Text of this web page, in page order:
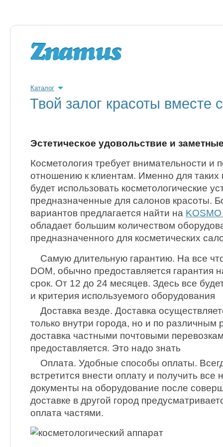
Каталог
Твой залог красоты вместе
Эстетическое удовольствие и
Косметология требует внимательности и
отношению к клиентам. Именно для
будет использовать косметологические
предназначенные для салонов красоты.
вариантов предлагается найти на
обладает большим количеством
предназначенного для косметических
Самую длительную гарантию. На все
DOM, обычно предоставляется гарантия
срок. От 12 до 24 месяцев. Здесь все
и критерия используемого оборудования
Доставка везде. Доставка
только внутри города, но и по различным
доставка частными почтовыми
предоставляется. Это надо знать
Оплата. Удобные способы оплаты.
встретится внести оплату и получить
документы на оборудование после
доставке в другой город
оплата частями.